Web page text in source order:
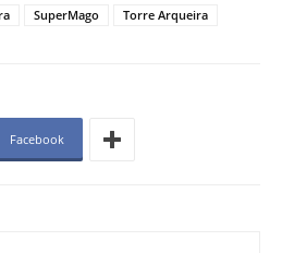
SuperMago Torre Arqueira
Facebook